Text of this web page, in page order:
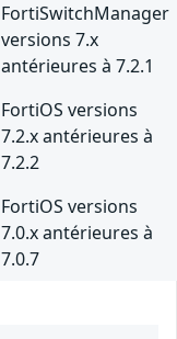
FortiSwitchManager
versions 7.x
antérieures à 7.2.1
FortiOS versions
7.2.x antérieures à
7.2.2
FortiOS versions
7.0.x antérieures à
7.0.7